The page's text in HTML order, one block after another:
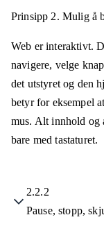
Prinsipp 2. Mulig å
Web er interaktivt.
navigere, velge
det utstyret og den
betyr for eksempel
mus. Alt innhold og
bare med tastaturet.
2.2.2
Pause, stopp,